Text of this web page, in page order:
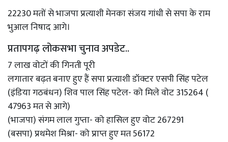
22230 मतों से भाजपा प्रत्याशी मेनका संजय गांधी से सपा के राम
भुआल निषाद आगे।
प्रतापगढ़ लोकसभा चुनाव अपडेट..
7 लाख वोटों की गिनती पूरी
लगातार बढ़त बनाए हुए हैं सपा प्रत्याशी डॉक्टर एसपी सिंह पटेल
(इंडिया गठबंधन) शिव पाल सिंह पटेल- को मिले वोट 315264 (
47963 मत से आगे)
(भाजपा) संगम लाल गुप्ता- को हासिल हुए वोट 267291
(बसपा) प्रथमेश मिश्रा- को प्राप्त हुए मत 56172